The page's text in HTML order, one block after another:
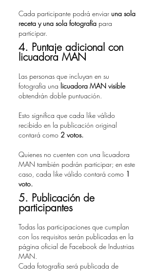
Cada participante podrá enviar una sola
receta y una sola fotografía para
participar.
4. Puntaje adicional con
licuadora MAN
Las personas que incluyan en su
fotografía una licuadora MAN visible
obtendrán doble puntuación.
Esto significa que cada like válido
recibido en la publicación original
contará como 2 votos.
Quienes no cuenten con una licuadora
MAN también podrán participar; en este
caso, cada like válido contará como 1
voto.
5. Publicación de
participantes
Todas las participaciones que cumplan
con los requisitos serán publicadas en la
página oficial de Facebook de Industrias
MAN.
Cada fotografía será publicada de